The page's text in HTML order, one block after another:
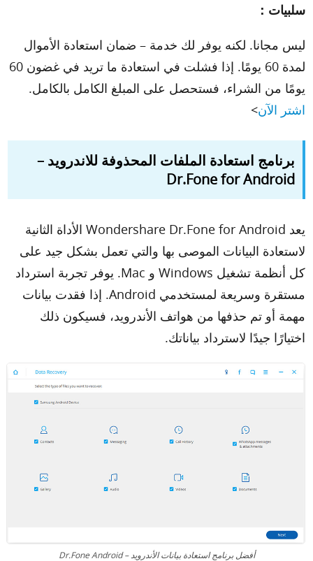
سلبيات：
ليس مجانا. لكنه يوفر لك خدمة – ضمان استعادة الأموال
لمدة 60 يومًا. إذا فشلت في استعادة ما تريد في غضون 60
يومًا من الشراء، فستحصل على المبلغ الكامل بالكامل.
اشتر الآن>
برنامج استعادة الملفات المحذوفة للاندرويد –
Dr.Fone for Android
يعد Wondershare Dr.Fone for Android الأداة الثانية
لاستعادة البيانات الموصى بها والتي تعمل بشكل جيد على
كل أنظمة تشغيل Windows و Mac. يوفر تجربة استرداد
مستقرة وسريعة لمستخدمي Android. إذا فقدت بيانات
مهمة أو تم حذفها من هواتف الأندرويد، فسيكون ذلك
اختيارًا جيدًا لاسترداد بياناتك.
أفضل برنامج استعادة بيانات الأندرويد – Dr.Fone Android